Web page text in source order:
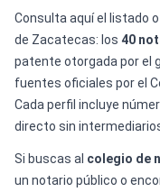
Consulta aquí el listado
de Zacatecas: los 40
patente otorgada por el
fuentes oficiales por el
Cada perfil incluye
directo sin
Si buscas al colegio de
un notario público o